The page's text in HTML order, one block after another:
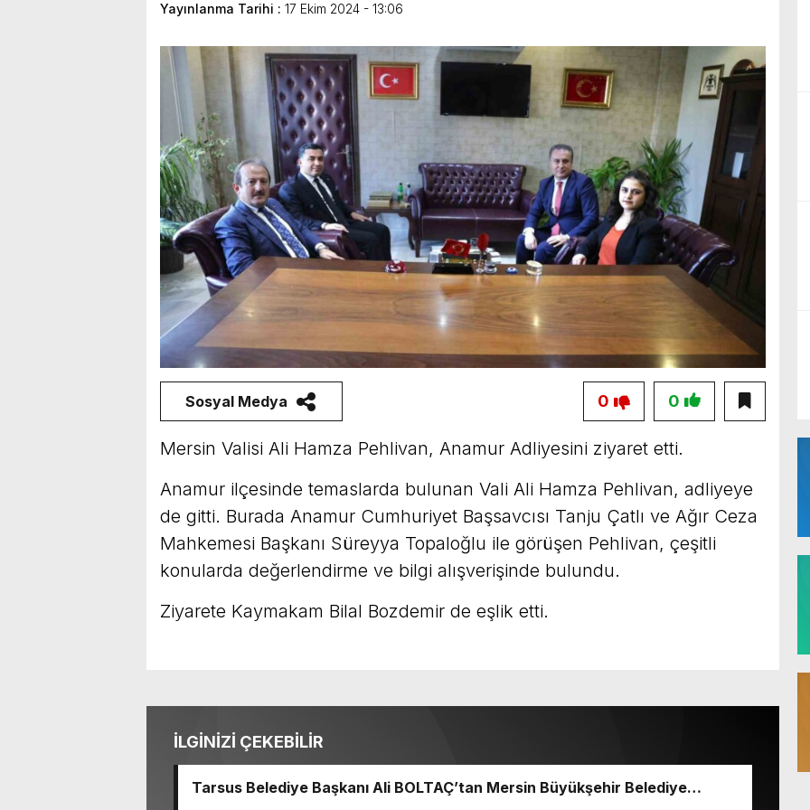
bulunduk. Ortak akıl ve iş birliğiyle hayata geçireceğimiz çalışmalar üzerine verimli bir
Yayınlanma Tarihi : 17 Ekim 2024 - 13:06
Sosyal Medya 0
0
Mersin Valisi Ali Hamza Pehlivan, Anamur Adliyesini ziyaret etti.
Anamur ilçesinde temaslarda bulunan Vali Ali Hamza Pehlivan, adliyeye
de gitti. Burada Anamur Cumhuriyet Başsavcısı Tanju Çatlı ve Ağır Ceza
Mahkemesi Başkanı Süreyya Topaloğlu ile görüşen Pehlivan, çeşitli
konularda değerlendirme ve bilgi alışverişinde bulundu.
Ziyarete Kaymakam Bilal Bozdemir de eşlik etti.
İLGİNİZİ ÇEKEBİLİR
Tarsus Belediye Başkanı Ali BOLTAÇ’tan Mersin Büyükşehir Belediye
Başkanı Ve TBB Başkanı Vahap Seçeri Ziyaret Etti Yapılan Paylaşımda;